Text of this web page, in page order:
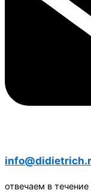
отвечаем в течение